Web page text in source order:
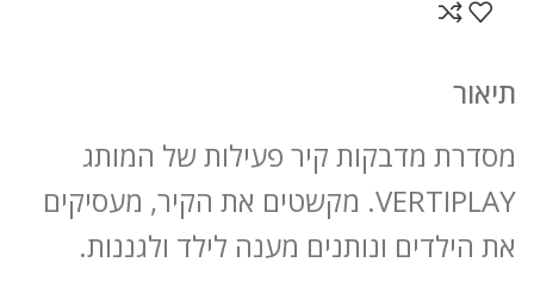
תיאור
מסדרת מדבקות קיר פעילות של המותג
VERTIPLAY. מקשטים את הקיר, מעסיקים
את הילדים ונותנים מענה לילד ולגננות.